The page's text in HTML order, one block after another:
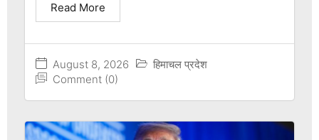
August 8, 2026
हिमाचल प्रदेश
Comment (0)
Read More